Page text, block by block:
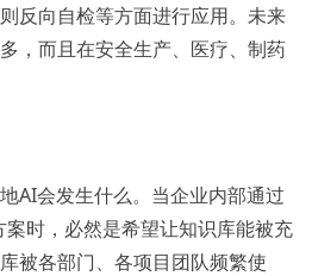
反向自检等方面进行应用。未来
，而且在安全生产、医疗、制药
AI会发生什么。当企业内部通过
时，必然是希望让知识库能被充
被各部门、各项目团队频繁使